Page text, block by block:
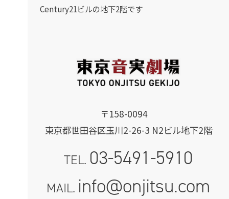
〒158-0094
東京都世田谷区玉川2-26-3 N2ビル地下2階
TEL. 03-5491-5910
MAIL. info@onjitsu.com
Century21ビルの地下2階です